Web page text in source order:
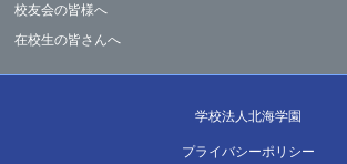
校友会の皆様へ
在校生の皆さんへ
学校法人北海学園
プライバシーポリシー